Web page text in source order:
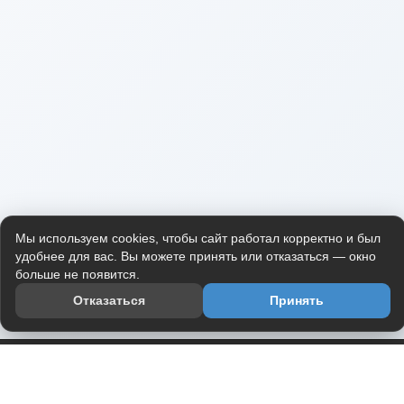
Мы используем cookies, чтобы сайт работал корректно и был
удобнее для вас. Вы можете принять или отказаться — окно
больше не появится.
Отказаться
Принять